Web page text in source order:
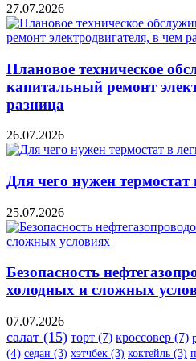
27.07.2026
Плановое техническое
капитальный ремонт
разница
26.07.2026
Для чего нужен термостат
25.07.2026
Безопасность
холодных и сложных
07.07.2026
салат (15) торт (7) кроссовер (7)
(4) седан (3) хэтчбек (3) коктейль (3)